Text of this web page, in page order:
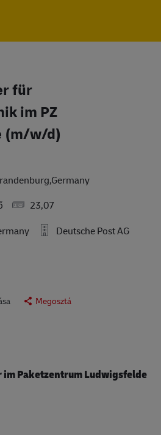
für
im PZ
(m/w/d)
23,07
Deutsche Post AG
Megosztá
Paketzentrum Ludwigsfelde